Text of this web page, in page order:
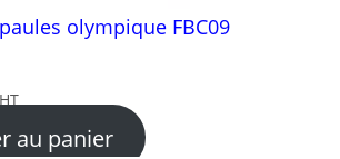
olympique FBC09
HT
au panier